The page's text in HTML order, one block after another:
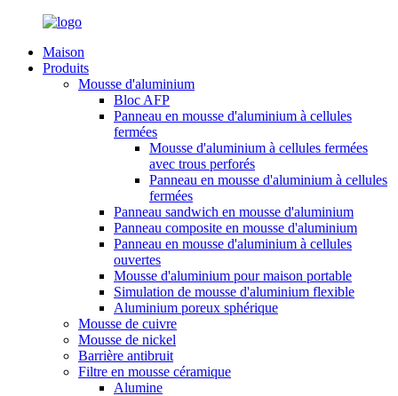
Maison
Produits
Mousse d'aluminium
Bloc AFP
Panneau en mousse d'aluminium à cellules
fermées
Mousse d'aluminium à cellules fermées
avec trous perforés
Panneau en mousse d'aluminium à cellules
fermées
Panneau sandwich en mousse d'aluminium
Panneau composite en mousse d'aluminium
Panneau en mousse d'aluminium à cellules
ouvertes
Mousse d'aluminium pour maison portable
Simulation de mousse d'aluminium flexible
Aluminium poreux sphérique
Mousse de cuivre
Mousse de nickel
Barrière antibruit
Filtre en mousse céramique
Alumine